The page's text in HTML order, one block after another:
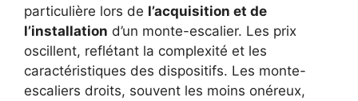
particulière lors de l’acquisition et de
l’installation d’un monte-escalier. Les prix
oscillent, reflétant la complexité et les
caractéristiques des dispositifs. Les monte-
escaliers droits, souvent les moins onéreux,